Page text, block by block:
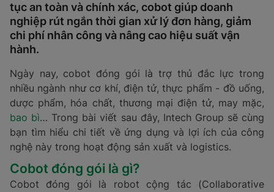
tục an toàn và chính xác, cobot giúp doanh
nghiệp rút ngắn thời gian xử lý đơn hàng, giảm
chi phí nhân công và nâng cao hiệu suất vận
hành.
Ngày nay, cobot đóng gói là trợ thủ đắc lực trong
nhiều ngành như cơ khí, điện tử, thực phẩm - đồ uống,
dược phẩm, hóa chất, thương mại điện tử, may mặc,
bao bì… Trong bài viết sau đây, Intech Group sẽ cùng
bạn tìm hiểu chi tiết về ứng dụng và lợi ích của công
nghệ này trong hoạt động sản xuất và logistics.
Cobot đóng gói là gì?
Cobot đóng gói là robot cộng tác (Collaborative